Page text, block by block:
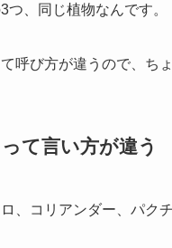
つ、同じ植物なんです。
呼び方が違うので、ち
て言い方が違う
、コリアンダー、パク